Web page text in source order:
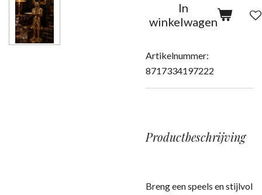
In
winkelwagen
Artikelnummer:
8717334197222
Productbeschrijving
Breng een speels en stijlvol